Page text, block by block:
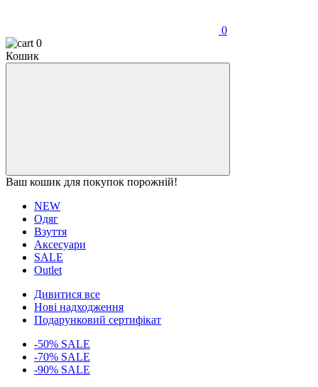
0
0
Кошик
Ваш кошик для покупок порожній!
NEW
Одяг
Взуття
Аксесуари
SALE
Outlet
Дивитися все
Нові надходження
Подарунковий сертифікат
-50% SALE
-70% SALE
-90% SALE